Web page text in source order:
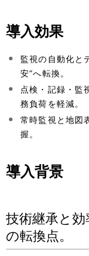
t
i
導入効果
監視の自動化と
安”へ転換。
点検・記録・監
務負荷を軽減。
常時監視と地図
握。
導入背景
技術継承と
の転換点。